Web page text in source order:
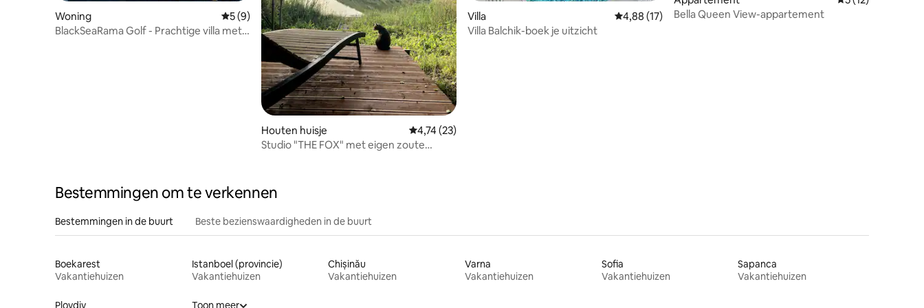
Woning Gemiddelde beoordeling van 5 uit 5, 9 recensies
5 (9)
BlackSeaRama Golf - Prachtige villa met 5
Houten huisje Gemiddelde beoordeling van 4,74 uit 5, 23 recensies
4,74 (23)
Studio "THE FOX" met eigen zoute
Villa Gemiddelde beoordeling van 4,88 uit 5, 17 recensies
4,88 (17)
Villa Balchik-boek je uitzicht
Bella Queen View-appartement
Bestemmingen om te verkennen
Bestemmingen in de buurt Beste bezienswaardigheden in de buurt
Boekarest
Vakantiehuizen
Istanboel (provincie)
Vakantiehuizen
Chișinău
Vakantiehuizen
Varna
Vakantiehuizen
Sofia
Vakantiehuizen
Sapanca
Vakantiehuizen
Plovdiv Toon meer